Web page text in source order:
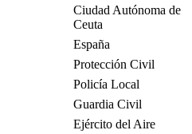
Ciudad Autónoma de
Ceuta
España
Protección Civil
Policía Local
Guardia Civil
Ejército del Aire